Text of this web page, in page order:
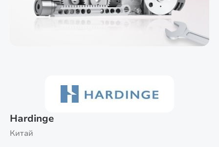
Hardinge
Китай